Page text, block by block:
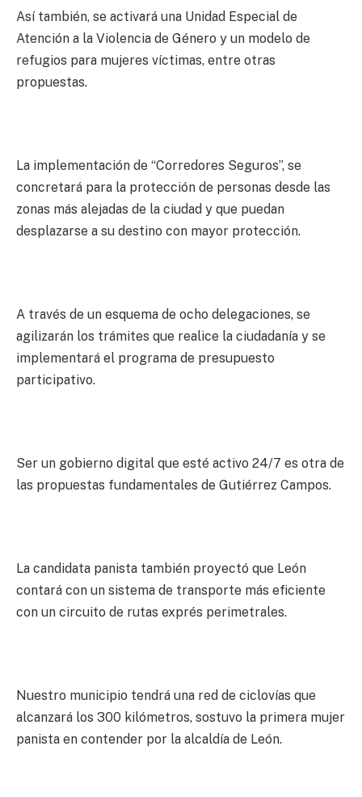
Así también, se activará una Unidad Especial de
Atención a la Violencia de Género y un modelo de
refugios para mujeres víctimas, entre otras
propuestas.
La implementación de “Corredores Seguros”, se
concretará para la protección de personas desde las
zonas más alejadas de la ciudad y que puedan
desplazarse a su destino con mayor protección.
A través de un esquema de ocho delegaciones, se
agilizarán los trámites que realice la ciudadanía y se
implementará el programa de presupuesto
participativo.
Ser un gobierno digital que esté activo 24/7 es otra de
las propuestas fundamentales de Gutiérrez Campos.
La candidata panista también proyectó que León
contará con un sistema de transporte más eficiente
con un circuito de rutas exprés perimetrales.
Nuestro municipio tendrá una red de ciclovías que
alcanzará los 300 kilómetros, sostuvo la primera mujer
panista en contender por la alcaldía de León.